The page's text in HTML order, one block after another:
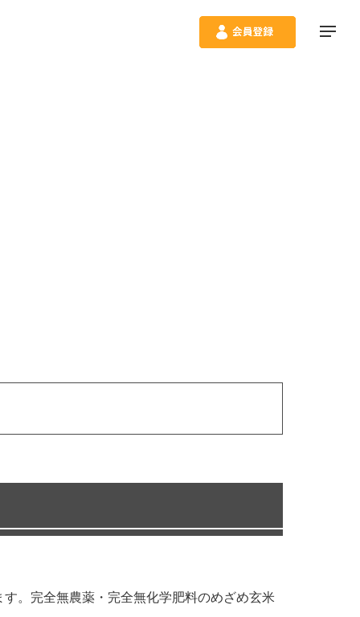
。完全無農薬・完全無化学肥料のめざめ玄米